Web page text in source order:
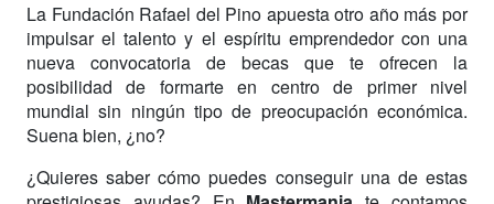
La Fundación Rafael del Pino apuesta otro año más por
impulsar el talento y el espíritu emprendedor con una
nueva convocatoria de becas que te ofrecen la
posibilidad de formarte en centro de primer nivel
mundial sin ningún tipo de preocupación económica.
Suena bien, ¿no?
¿Quieres saber cómo puedes conseguir una de estas